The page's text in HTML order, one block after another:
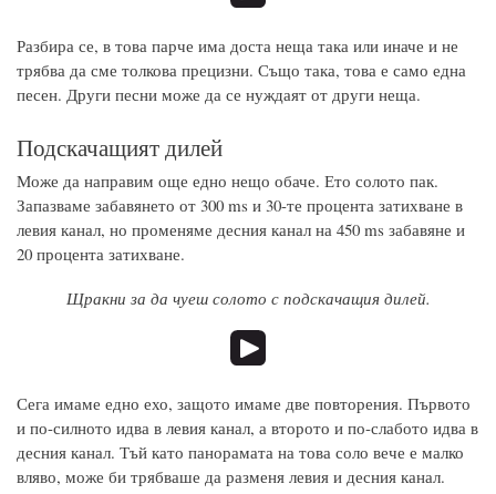
Разбира се, в това парче има доста неща така или иначе и не
трябва да сме толкова прецизни. Също така, това е само една
песен. Други песни може да се нуждаят от други неща.
Подскачащият дилей
Може да направим още едно нещо обаче. Ето солото пак.
Запазваме забавянето от 300 ms и 30-те процента затихване в
левия канал, но променяме десния канал на 450 ms забавяне и
20 процента затихване.
Щракни за да чуеш солото с подскачащия дилей.
Сега имаме едно ехо, защото имаме две повторения. Първото
и по-силното идва в левия канал, а второто и по-слабото идва в
десния канал. Тъй като панорамата на това соло вече е малко
вляво, може би трябваше да разменя левия и десния канал.